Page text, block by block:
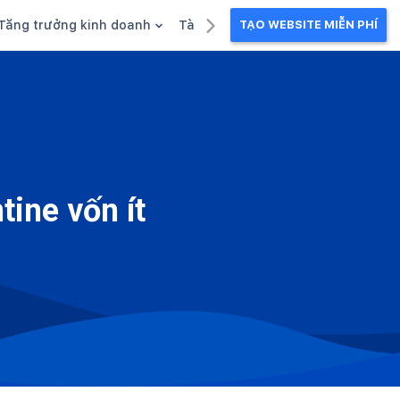
trưởng kinh doanh Tài liệu kinh doanhTẠO WEBSITE MIỄN PHÍ
vốn ít